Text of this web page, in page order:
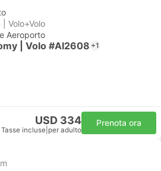
Volo+Volo
Aeroporto
| Volo #AI2608 +1
USD 334
Tasse incluse per adulto
Prenota ora